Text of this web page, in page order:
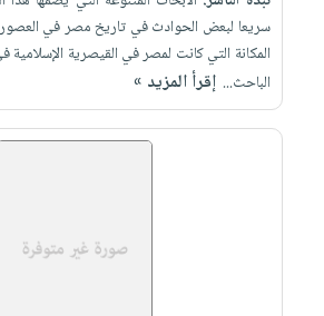
سريعا لبعض الحوادث في تاريخ مصر في
المكانة التي كانت لمصر في القيصرية
الباحث... إقرأ المزيد »